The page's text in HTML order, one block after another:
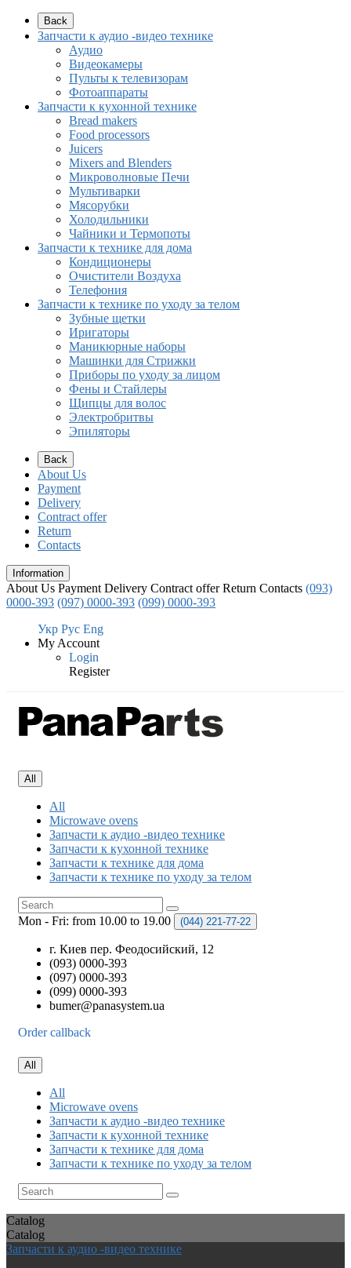
Back
Запчасти к аудио -видео технике
Аудио
Видеокамеры
Пульты к телевизорам
Фотоаппараты
Запчасти к кухонной технике
Bread makers
Food processors
Juicers
Mixers and Blenders
Микроволновые Печи
Мультиварки
Мясорубки
Холодильники
Чайники и Термопоты
Запчасти к технике для дома
Кондиционеры
Очистители Воздуха
Телефония
Запчасти к технике по уходу за телом
Зубные щетки
Иригаторы
Маникюрные наборы
Машинки для Стрижки
Приборы по уходу за лицом
Фены и Стайлеры
Щипцы для волос
Электробритвы
Эпиляторы
Back
About Us
Payment
Delivery
Contract offer
Return
Contacts
Information
About Us Payment Delivery Contract offer Return Contacts (093)
0000-393 (097) 0000-393 (099) 0000-393
Укр Рус Eng
My Account
Login
Register
All
All
Microwave ovens
Запчасти к аудио -видео технике
Запчасти к кухонной технике
Запчасти к технике для дома
Запчасти к технике по уходу за телом
Mon - Fri: from 10.00 to 19.00 (044) 221-77-22
г. Киев пер. Феодосийский, 12
(093) 0000-393
(097) 0000-393
(099) 0000-393
bumer@panasystem.ua
Order callback
All
All
Microwave ovens
Запчасти к аудио -видео технике
Запчасти к кухонной технике
Запчасти к технике для дома
Запчасти к технике по уходу за телом
Catalog
Catalog
Запчасти к аудио -видео технике